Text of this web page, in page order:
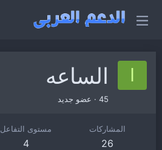
الساعه
عضو جديد · 45
المشاركات
26
مستوى التفاعل
4